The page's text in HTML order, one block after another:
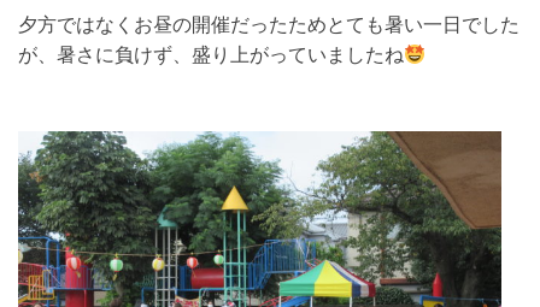
夕方ではなくお昼の開催だったためとても暑い一日でした
が、暑さに負けず、盛り上がっていましたね